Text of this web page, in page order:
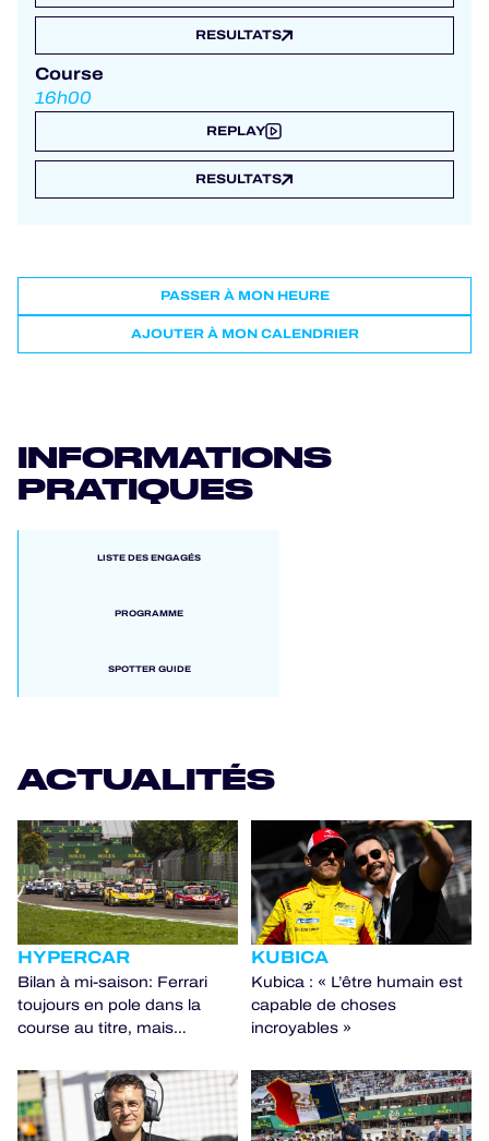
RESULTATS
Course
16h00
REPLAY
RESULTATS
PASSER À MON HEURE
AJOUTER À MON CALENDRIER
INFORMATIONS
PRATIQUES
LISTE DES ENGAGÉS
PROGRAMME
SPOTTER GUIDE
ACTUALITÉS
HYPERCAR
Bilan à mi-saison: Ferrari
toujours en pole dans la
course au titre, mais…
KUBICA
Kubica : « L’être humain est
capable de choses
incroyables »